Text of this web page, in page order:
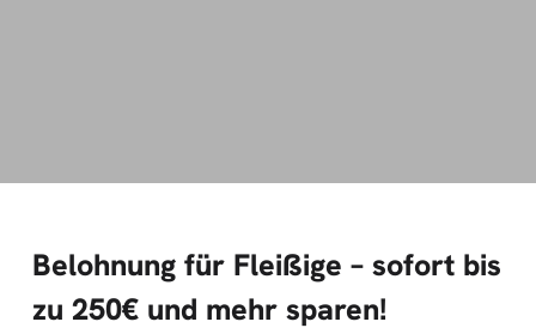
Belohnung für Fleißige – sofort bis
zu 250€ und mehr sparen!